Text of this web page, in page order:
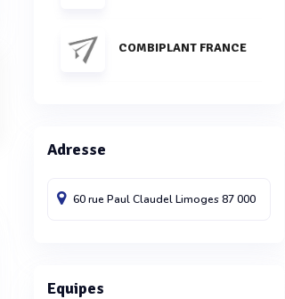
COMBIPLANT FRANCE
Adresse
60 rue Paul ClaudelLimoges87 000
Equipes